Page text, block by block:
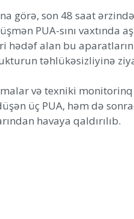
görə, son 48 saat
PUA-sını vaxtında
hədəf alan bu
təhlükəsizliyinə
və texniki
üç PUA, həm də
havaya qaldırılıb.